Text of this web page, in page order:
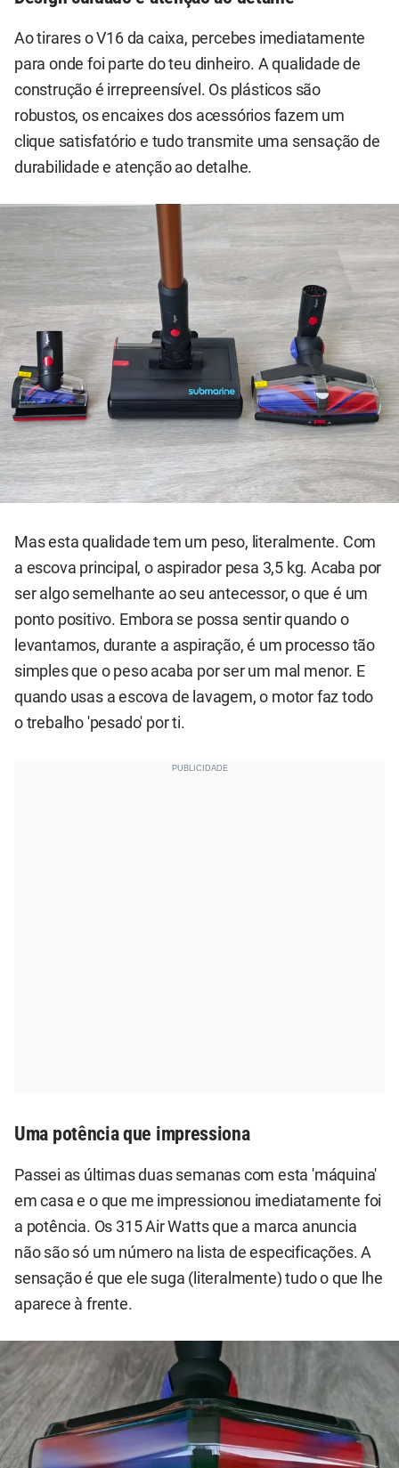
Ao tirares o V16 da caixa, percebes imediatamente
para onde foi parte do teu dinheiro. A qualidade de
construção é irrepreensível. Os plásticos são
robustos, os encaixes dos acessórios fazem um
clique satisfatório e tudo transmite uma sensação de
durabilidade e atenção ao detalhe.
Mas esta qualidade tem um peso, literalmente. Com
a escova principal, o aspirador pesa 3,5 kg. Acaba por
ser algo semelhante ao seu antecessor, o que é um
ponto positivo. Embora se possa sentir quando o
levantamos, durante a aspiração, é um processo tão
simples que o peso acaba por ser um mal menor. E
quando usas a escova de lavagem, o motor faz todo
o trebalho 'pesado' por ti.
Uma potência que impressiona
Passei as últimas duas semanas com esta 'máquina'
em casa e o que me impressionou imediatamente foi
a potência. Os 315 Air Watts que a marca anuncia
não são só um número na lista de especificações. A
sensação é que ele suga (literalmente) tudo o que lhe
aparece à frente.